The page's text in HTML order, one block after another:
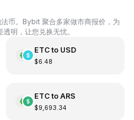
币。Bybit 聚合多家做市商报价，为
明，让您兑换无忧。
ETCto USD
$6.48
ETCto ARS
$9,693.34